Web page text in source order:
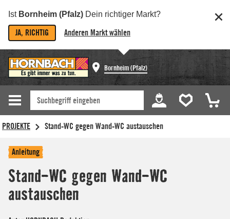
Ist Bornheim (Pfalz) Dein richtiger Markt?
JA, RICHTIG Anderen Markt wählen
Bornheim (Pfalz)